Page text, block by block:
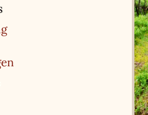
(ausgewählt)